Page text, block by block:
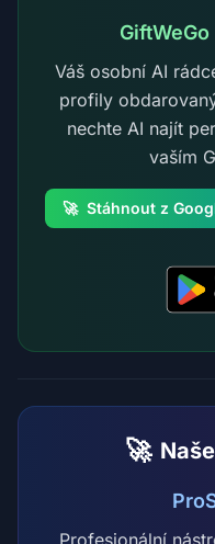
Váš osobní AI
profily
nechte AI najít
vaším
🚀 Stáhnout z
🚀